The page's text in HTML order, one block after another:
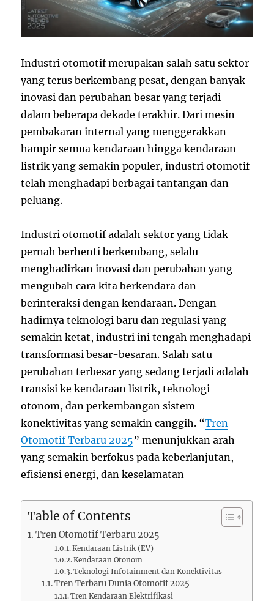
Industri otomotif merupakan salah satu sektor
yang terus berkembang pesat, dengan banyak
inovasi dan perubahan besar yang terjadi
dalam beberapa dekade terakhir. Dari mesin
pembakaran internal yang menggerakkan
hampir semua kendaraan hingga kendaraan
listrik yang semakin populer, industri otomotif
telah menghadapi berbagai tantangan dan
peluang.
Industri otomotif adalah sektor yang tidak
pernah berhenti berkembang, selalu
menghadirkan inovasi dan perubahan yang
mengubah cara kita berkendara dan
berinteraksi dengan kendaraan. Dengan
hadirnya teknologi baru dan regulasi yang
semakin ketat, industri ini tengah menghadapi
transformasi besar-besaran. Salah satu
perubahan terbesar yang sedang terjadi adalah
transisi ke kendaraan listrik, teknologi
otonom, dan perkembangan sistem
konektivitas yang semakin canggih. “Tren
Otomotif Terbaru 2025” menunjukkan arah
yang semakin berfokus pada keberlanjutan,
efisiensi energi, dan keselamatan
Table of Contents
Tren Otomotif Terbaru 2025
Kendaraan Listrik (EV)
Kendaraan Otonom
Teknologi Infotainment dan Konektivitas
Tren Terbaru Dunia Otomotif 2025
Tren Kendaraan Elektrifikasi